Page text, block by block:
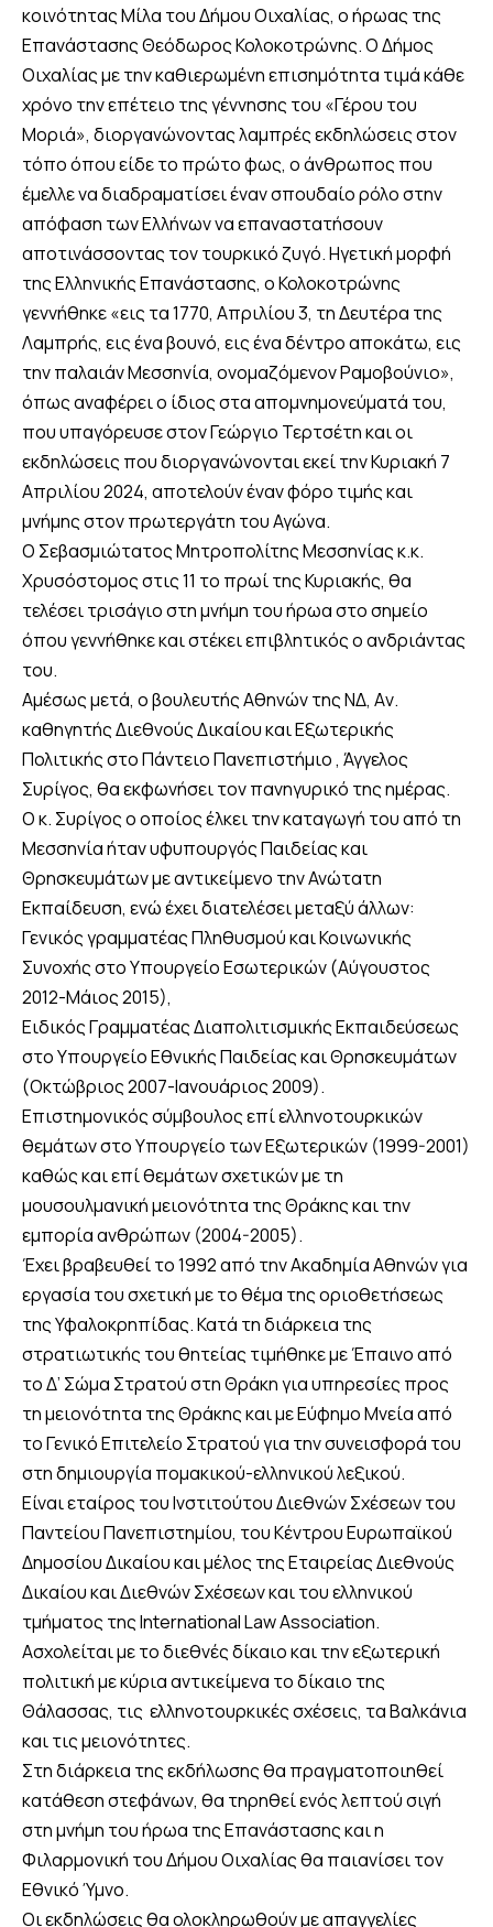
κοινότητας Μίλα του Δήμου Οιχαλίας, ο ήρωας της
Επανάστασης Θεόδωρος Κολοκοτρώνης. Ο Δήμος
Οιχαλίας με την καθιερωμένη επισημότητα τιμά κάθε
χρόνο την επέτειο της γέννησης του «Γέρου του
Μοριά», διοργανώνοντας λαμπρές εκδηλώσεις στον
τόπο όπου είδε το πρώτο φως, ο άνθρωπος που
έμελλε να διαδραματίσει έναν σπουδαίο ρόλο στην
απόφαση των Ελλήνων να επαναστατήσουν
αποτινάσσοντας τον τουρκικό ζυγό. Ηγετική μορφή
της Ελληνικής Επανάστασης, ο Κολοκοτρώνης
γεννήθηκε «εις τα 1770, Απριλίου 3, τη Δευτέρα της
Λαμπρής, εις ένα βουνό, εις ένα δέντρο αποκάτω, εις
την παλαιάν Μεσσηνία, ονομαζόμενον Ραμοβούνιο»,
όπως αναφέρει ο ίδιος στα απομνημονεύματά του,
που υπαγόρευσε στον Γεώργιο Τερτσέτη και οι
εκδηλώσεις που διοργανώνονται εκεί την Κυριακή 7
Απριλίου 2024, αποτελούν έναν φόρο τιμής και
μνήμης στον πρωτεργάτη του Αγώνα.
Ο Σεβασμιώτατος Μητροπολίτης Μεσσηνίας κ.κ.
Χρυσόστομος στις 11 το πρωί της Κυριακής, θα
τελέσει τρισάγιο στη μνήμη του ήρωα στο σημείο
όπου γεννήθηκε και στέκει επιβλητικός ο ανδριάντας
του.
Αμέσως μετά, ο βουλευτής Αθηνών της ΝΔ, Aν.
καθηγητής Διεθνούς Δικαίου και Εξωτερικής
Πολιτικής στο Πάντειο Πανεπιστήμιο , Άγγελος
Συρίγος, θα εκφωνήσει τον πανηγυρικό της ημέρας.
Ο κ. Συρίγος ο οποίος έλκει την καταγωγή του από τη
Μεσσηνία ήταν υφυπουργός Παιδείας και
Θρησκευμάτων με αντικείμενο την Ανώτατη
Εκπαίδευση, ενώ έχει διατελέσει μεταξύ άλλων:
Γενικός γραμματέας Πληθυσμού και Κοινωνικής
Συνοχής στο Υπουργείο Εσωτερικών (Αύγουστος
2012-Μάιος 2015),
Ειδικός Γραμματέας Διαπολιτισμικής Εκπαιδεύσεως
στο Υπουργείο Εθνικής Παιδείας και Θρησκευμάτων
(Οκτώβριος 2007-Ιανουάριος 2009).
Επιστημονικός σύμβουλος επί ελληνοτουρκικών
θεμάτων στο Υπουργείο των Εξωτερικών (1999-2001)
καθώς και επί θεμάτων σχετικών με τη
μουσουλμανική μειονότητα της Θράκης και την
εμπορία ανθρώπων (2004-2005).
Έχει βραβευθεί το 1992 από την Ακαδημία Αθηνών για
εργασία του σχετική με το θέμα της οριοθετήσεως
της Υφαλοκρηπίδας. Κατά τη διάρκεια της
στρατιωτικής του θητείας τιμήθηκε με Έπαινο από
το Δ’ Σώμα Στρατού στη Θράκη για υπηρεσίες προς
τη μειονότητα της Θράκης και με Εύφημο Μνεία από
το Γενικό Επιτελείο Στρατού για την συνεισφορά του
στη δημιουργία πομακικού-ελληνικού λεξικού.
Είναι εταίρος του Ινστιτούτου Διεθνών Σχέσεων του
Παντείου Πανεπιστημίου, του Κέντρου Ευρωπαϊκού
Δημοσίου Δικαίου και μέλος της Εταιρείας Διεθνούς
Δικαίου και Διεθνών Σχέσεων και του ελληνικού
τμήματος της International Law Association.
Ασχολείται με το διεθνές δίκαιο και την εξωτερική
πολιτική με κύρια αντικείμενα το δίκαιο της
Θάλασσας, τις ελληνοτουρκικές σχέσεις, τα Βαλκάνια
και τις μειονότητες.
Στη διάρκεια της εκδήλωσης θα πραγματοποιηθεί
κατάθεση στεφάνων, θα τηρηθεί ενός λεπτού σιγή
στη μνήμη του ήρωα της Επανάστασης και η
Φιλαρμονική του Δήμου Οιχαλίας θα παιανίσει τον
Εθνικό Ύμνο.
Οι εκδηλώσεις θα ολοκληρωθούν με απαγγελίες